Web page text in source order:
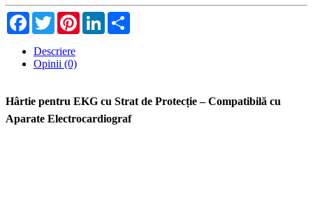
Facebook
TwitterPinterestLinkedIn
Descriere
Opinii (0)
Hârtie pentru EKG cu Strat de Protecție – Compatibilă cu
Aparate Electrocardiograf